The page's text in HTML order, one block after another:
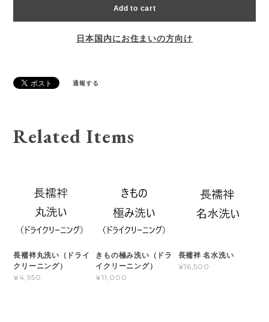
Add to cart
日本国内にお住まいの方向け
通報する
Related Items
長襦袢丸洗い（ドライ
クリーニング）
¥4,950
きもの極み洗い（ドラ
イクリーニング）
¥11,000
長襦袢 名水洗い
¥16,500